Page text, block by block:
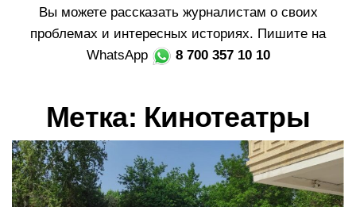
а
и
Вы можете рассказать журналистам о своих
проблемах и интересных историях. Пишите на
WhatsApp
8 700 357 10 10
Метка: Кинотеатры